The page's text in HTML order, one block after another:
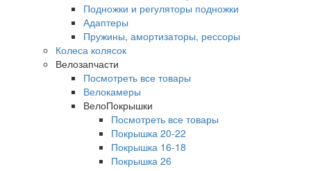
Подножки и регуляторы подножки
Адаптеры
Пружины, амортизаторы, рессоры
Колеса колясок
Велозапчасти
Посмотреть все товары
Велокамеры
ВелоПокрышки
Посмотреть все товары
Покрышка 20-22
Покрышка 16-18
Покрышка 26